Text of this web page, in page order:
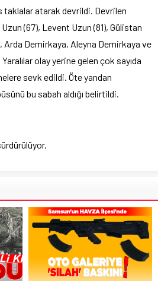
taklalar atarak devrildi. Devrilen
(67), Levent Uzun (81), Gülistan
Arda Demirkaya, Aleyna Demirkaya ve
olay yerine gelen çok sayıda
sevk edildi. Öte yandan
bu sabah aldığı belirtildi.